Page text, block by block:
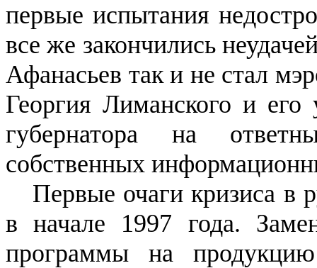
первые испытания
все же закончились
Афанасьев так и не стал
Георгия Лиманского и
губернатора на
собственных
Первые очаги кризиса в
в начале 1997 года.
программы на